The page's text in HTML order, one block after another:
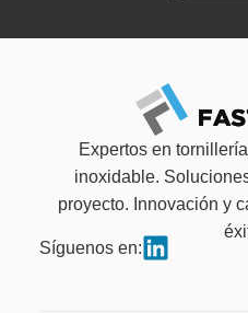
Expertos en
inoxidable.
proyecto. Innovación y
Síguenos en: